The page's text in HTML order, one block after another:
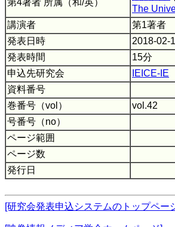
第4著者 所属（和/英）
The
講演者
第1著者
発表日時
2018-02-
発表時間
15分
申込先研究会
IEICE-IE
資料番号
巻番号（vol）
vol.42
号番号（no）
ページ範囲
ページ数
発行日
[研究会発表申込システムのトップペー